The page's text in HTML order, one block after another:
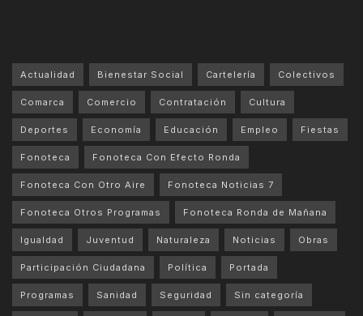
Actualidad Bienestar Social Cartelería Colectivos
Comarca Comercio Contratación Cultura
Deportes Economía Educación Empleo Fiestas
Fonoteca Fonoteca Con Efecto Ronda
Fonoteca Con Otro Aire Fonoteca Noticias 7
Fonoteca Otros Programas Fonoteca Ronda de Mañana
Igualdad Juventud Naturaleza Noticias Obras
Participación Ciudadana Política Portada
Programas Sanidad Seguridad Sin categoría